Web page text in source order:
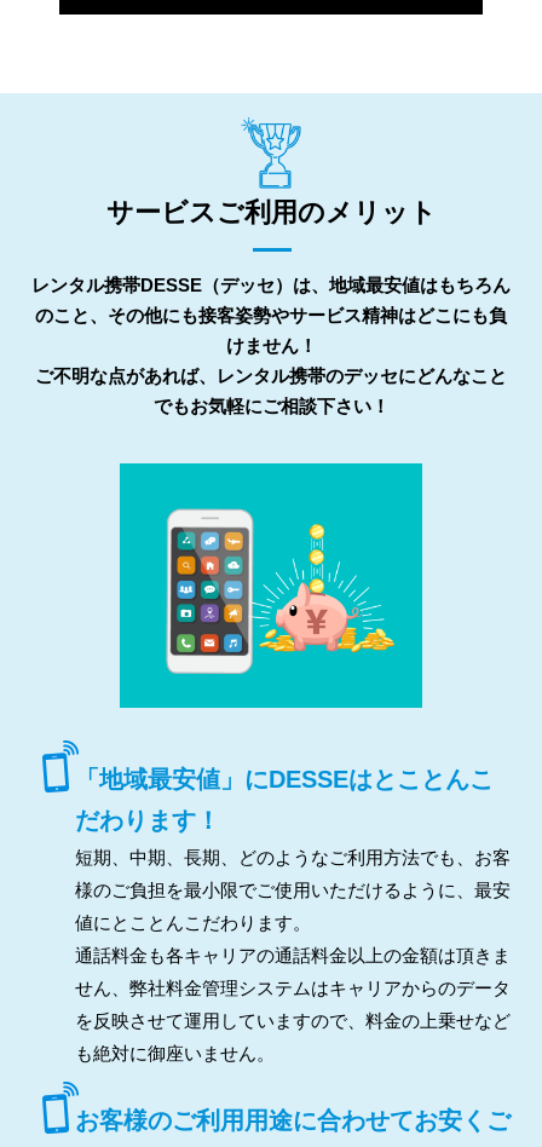
サービスご利用のメリット
レンタル携帯DESSE（デッセ）は、地域最安値はもちろん
のこと、その他にも接客姿勢やサービス精神はどこにも負
けません！
ご不明な点があれば、レンタル携帯のデッセにどんなこと
でもお気軽にご相談下さい！
「地域最安値」にDESSEはとことんこ
だわります！
短期、中期、長期、どのようなご利用方法でも、お客
様のご負担を最小限でご使用いただけるように、最安
値にとことんこだわります。
通話料金も各キャリアの通話料金以上の金額は頂きま
せん、弊社料金管理システムはキャリアからのデータ
を反映させて運用していますので、料金の上乗せなど
も絶対に御座いません。
お客様のご利用用途に合わせてお安くご